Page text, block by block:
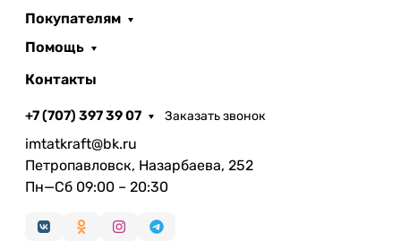
Покупателям
Помощь
Контакты
+7 (707) 397 39 07 Заказать звонок
imtatkraft@bk.ru
Петропавловск, Назарбаева, 252
Пн—Сб 09:00 – 20:30